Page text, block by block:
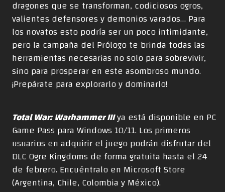
dragones que se transforman, codiciosos ogros,
valientes defensores y demonios varados… Para
los novatos esto podría ser un poco intimidante,
pero la campaña del Prólogo te brinda todas las
herramientas necesarias no solo para sobrevivir,
sino para prosperar en este asombroso mundo.
¡Prepárate para explorarlo y dominarlo!
Total War: Warhammer IIIya está disponible en PC
Game Pass para Windows 10/11. Los primeros
usuarios en adquirir el juego podrán disfrutar del
DLC Ogre Kingdoms de forma gratuita hasta el 24
de febrero. Encuéntralo en Microsoft Store
(Argentina, Chile, ColombiayMéxico).